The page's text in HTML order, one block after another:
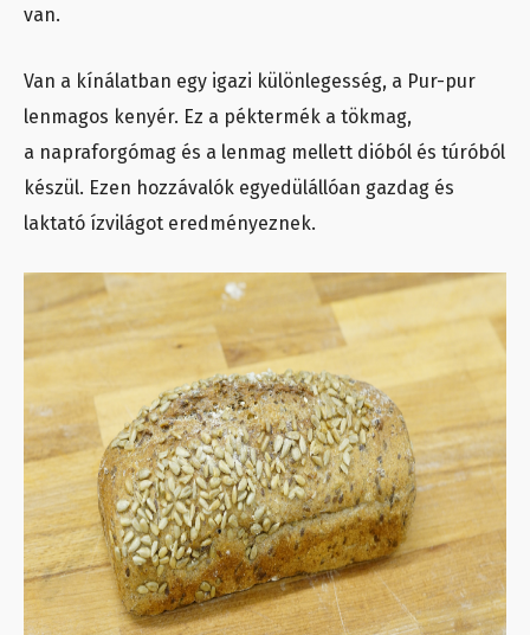
van.
Van a kínálatban egy igazi különlegesség, a Pur-pur
lenmagos kenyér. Ez a péktermék a tökmag,
a napraforgómag és a lenmag mellett dióból és túróból
készül. Ezen hozzávalók egyedülállóan gazdag és
laktató ízvilágot eredményeznek.